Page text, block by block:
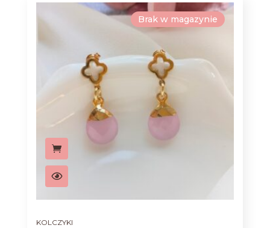
Brak w magazynie
KOLCZYKI